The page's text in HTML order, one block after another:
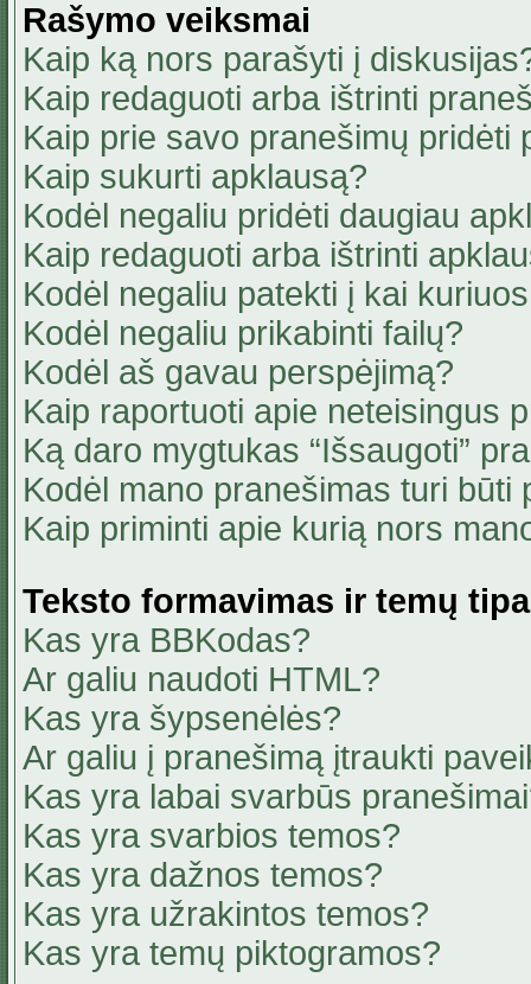
Rašymo veiksmai
Kaip ką nors parašyti į
Kaip redaguoti arba ištrinti
Kaip prie savo pranešimų pridėti
Kaip sukurti apklausą?
Kodėl negaliu pridėti daugiau
Kaip redaguoti arba ištrinti
Kodėl negaliu patekti į kai
Kodėl negaliu prikabinti failų?
Kodėl aš gavau perspėjimą?
Kaip raportuoti apie neteisingus
Ką daro mygtukas “Išsaugoti”
Kodėl mano pranešimas turi būti
Kaip priminti apie kurią nors
Teksto formavimas ir temų
Kas yra BBKodas?
Ar galiu naudoti HTML?
Kas yra šypsenėlės?
Ar galiu į pranešimą įtraukti
Kas yra labai svarbūs
Kas yra svarbios temos?
Kas yra dažnos temos?
Kas yra užrakintos temos?
Kas yra temų piktogramos?